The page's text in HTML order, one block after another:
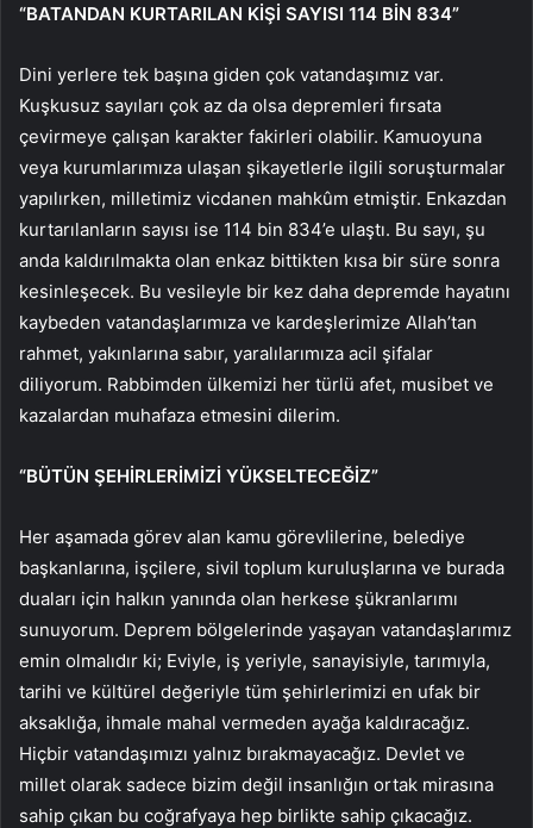
“BATANDAN KURTARILAN KİŞİ SAYISI 114 BİN 834”
Dini yerlere tek başına giden çok vatandaşımız var.
Kuşkusuz sayıları çok az da olsa depremleri fırsata
çevirmeye çalışan karakter fakirleri olabilir. Kamuoyuna
veya kurumlarımıza ulaşan şikayetlerle ilgili soruşturmalar
yapılırken, milletimiz vicdanen mahkûm etmiştir. Enkazdan
kurtarılanların sayısı ise 114 bin 834’e ulaştı. Bu sayı, şu
anda kaldırılmakta olan enkaz bittikten kısa bir süre sonra
kesinleşecek. Bu vesileyle bir kez daha depremde hayatını
kaybeden vatandaşlarımıza ve kardeşlerimize Allah’tan
rahmet, yakınlarına sabır, yaralılarımıza acil şifalar
diliyorum. Rabbimden ülkemizi her türlü afet, musibet ve
kazalardan muhafaza etmesini dilerim.
“BÜTÜN ŞEHİRLERİMİZİ YÜKSELTECEĞİZ”
Her aşamada görev alan kamu görevlilerine, belediye
başkanlarına, işçilere, sivil toplum kuruluşlarına ve burada
duaları için halkın yanında olan herkese şükranlarımı
sunuyorum. Deprem bölgelerinde yaşayan vatandaşlarımız
emin olmalıdır ki; Eviyle, iş yeriyle, sanayisiyle, tarımıyla,
tarihi ve kültürel değeriyle tüm şehirlerimizi en ufak bir
aksaklığa, ihmale mahal vermeden ayağa kaldıracağız.
Hiçbir vatandaşımızı yalnız bırakmayacağız. Devlet ve
millet olarak sadece bizim değil insanlığın ortak mirasına
sahip çıkan bu coğrafyaya hep birlikte sahip çıkacağız.